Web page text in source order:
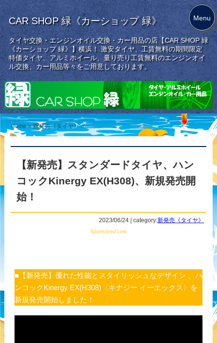
CAR SHOP 緑《カーショップ 緑》
タイヤ交換・エンジンオイル交換・カー用品の店【CAR SHOP 緑
《カーショップ 緑》】横浜！ 激安タイヤ、工賃無料の期間限定
特価タイヤ、アルミホイール、量り売り工賃無料のエンジンオイ
ル交換、カー用品等々をご用意しております。
Home »新発売《タイヤ》 »
【新発売】スタンダードタイヤ、ハン
コックKinergy EX(H308)、新規発売開
始！
2023/06/24 | category:新発売《タイヤ》
Sponsored Link
■【新発売】優れた性能とスタイリッシュなデザイン 、ハ
ンコックKinergy EX(H308)〈キナジー イーエックス〉を
新規発売開始しました！
Menu